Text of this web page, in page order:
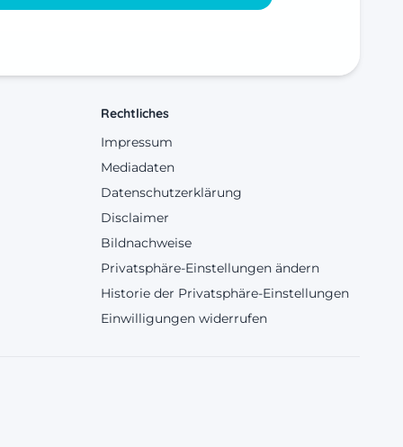
Rechtliches
Impressum
Mediadaten
Datenschutzerklärung
Disclaimer
Bildnachweise
Privatsphäre-Einstellungen ändern
Historie der Privatsphäre-Einstellungen
Einwilligungen widerrufen